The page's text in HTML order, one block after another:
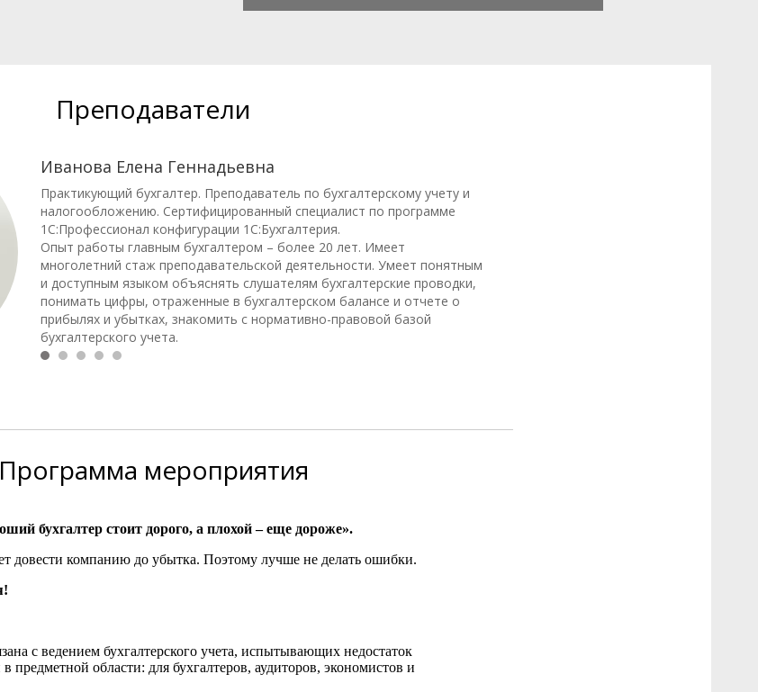
Преподаватели
Иванова Елена Геннадьевна
Практикующий бухгалтер. Преподаватель по бухгалтерскому учету и
налогообложению. Сертифицированный специалист по программе
1С:Профессионал конфигурации 1С:Бухгалтерия.
Опыт работы главным бухгалтером – более 20 лет. Имеет
многолетний стаж преподавательской деятельности. Умеет понятным
и доступным языком объяснять слушателям бухгалтерские проводки,
понимать цифры, отраженные в бухгалтерском балансе и отчете о
прибылях и убытках, знакомить с нормативно-правовой базой
бухгалтерского учета.
Программа мероприятия